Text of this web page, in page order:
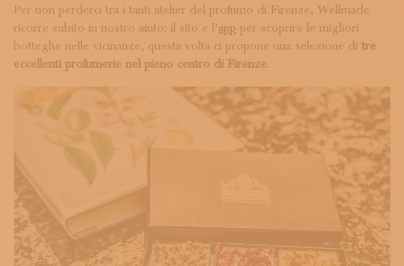
Per non perderci tra i tanti atelier del profumo di Firenze, Wellmade
ricorre subito in nostro aiuto: il sito e l’app per scoprire le migliori
botteghe nelle vicinanze, questa volta ci propone una selezione di tre
eccellenti profumerie nel pieno centro di Firenze.